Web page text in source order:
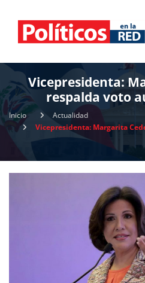
Vicepresidenta:
respalda voto
Inicio
Actualidad
Vicepresidenta: Margarita